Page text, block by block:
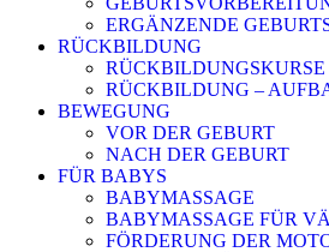
ERGÄNZENDE
RÜCKBILDUNG
RÜCKBILDUNGSKURSE
RÜCKBILDUNG –
BEWEGUNG
VOR DER GEBURT
NACH DER GEBURT
FÜR BABYS
BABYMASSAGE
BABYMASSAGE FÜR
FÖRDERUNG DER